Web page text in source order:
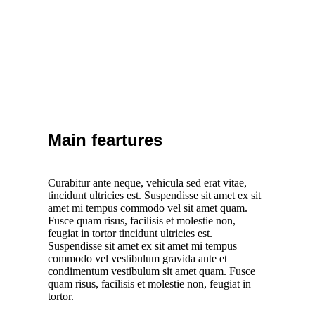
Main feartures
Curabitur ante neque, vehicula sed erat vitae,
tincidunt ultricies est. Suspendisse sit amet ex sit
amet mi tempus commodo vel sit amet quam.
Fusce quam risus, facilisis et molestie non,
feugiat in tortor tincidunt ultricies est.
Suspendisse sit amet ex sit amet mi tempus
commodo vel vestibulum gravida ante et
condimentum vestibulum sit amet quam. Fusce
quam risus, facilisis et molestie non, feugiat in
tortor.